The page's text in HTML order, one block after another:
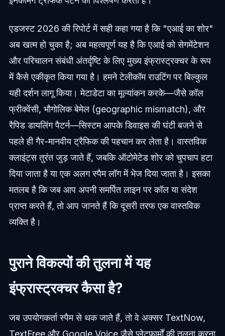
एडजस्ट 2026 की रिपोर्ट में सही कहा गया है कि "एआई का शोर"
अब खत्म हो चुका है; अब महत्वपूर्ण यह है कि एआई को सेगमेंटेशन
और परिचालन संबंधी अंतर्दृष्टि के लिए मुख्य इंफ्रास्ट्रक्चर के रूप
में कैसे एकीकृत किया गया है। हमने टेलीकॉम राउटिंग पर बिल्कुल
यही दर्शन लागू किया। मेटाडेटा का मूल्यांकन करके—जैसे कॉल
फ्रीक्वेंसी, भौगोलिक बेमेल (geographic mismatch), और
रैपिड डायलिंग पैटर्न—सिस्टम आपके डिवाइस की घंटी बजने से
पहले ही गैर-मानवीय ट्रैफिक की पहचान कर लेता है। वास्तविक
क्लाइंट्स तुरंत जुड़ जाते हैं, जबकि ऑटोमेटेड शोर को चुपचाप हटा
दिया जाता है या एक अलग स्पैम लॉग में भेज दिया जाता है। इसका
मतलब है कि जब आप अपनी समर्पित लाइन पर कॉल या संदेश
प्राप्त करते हैं, तो आप जानते हैं कि दूसरी तरफ एक वास्तविक
व्यक्ति है।
पुराने विकल्पों की तुलना में यह
इंफ्रास्ट्रक्चर कैसा है?
जब उपयोगकर्ता स्पैम से थक जाते हैं, तो वे अक्सर TextNow,